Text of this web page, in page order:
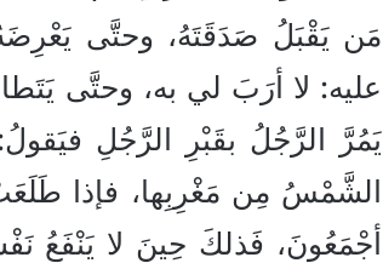
مَن يَقْبَلُ صَدَقَتَهُ، وحتَّى
عليه: لا أرَبَ لي به، وحتَّى
يَمُرَّ الرَّجُلُ بقَبْرِ الرَّجُلِ
الشَّمْسُ مِن مَغْرِبِها، فإذا
أجْمَعُونَ، فَذلكَ حِينَ لا يَنْفَعُ